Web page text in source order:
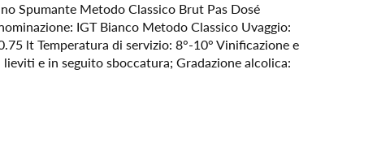
Spumante Metodo Classico Brut Pas Dosé
IGT Bianco Metodo Classico Uvaggio:
lt Temperatura di servizio: 8°-10° Vinificazione e
e in seguito sboccatura; Gradazione alcolica: